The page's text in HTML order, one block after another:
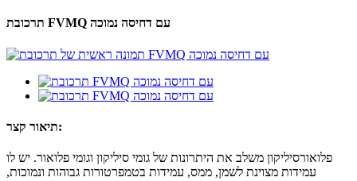
תרכובת FVMQ עם דחיסה נמוכה
תיאור קצר:
פלואורסיליקון משלב את היתרונות של גומי סיליקון וגומי פלואור. יש לו
עמידות מצוינת לשמן, ממס, עמידות בטמפרטורות גבוהות ונמוכות,